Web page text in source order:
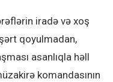
iradə və xoş
qoyulmadan,
asanlıqla həll
komandasının